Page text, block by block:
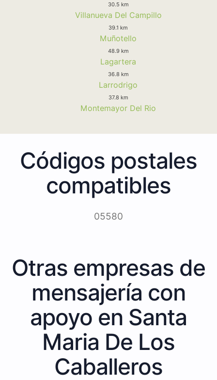
30.5 km
Villanueva Del Campillo
39.1 km
Muñotello
48.9 km
Lagartera
36.8 km
Larrodrigo
37.8 km
Montemayor Del Rio
Códigos postales
compatibles
05580
Otras empresas de
mensajería con
apoyo en Santa
Maria De Los
Caballeros